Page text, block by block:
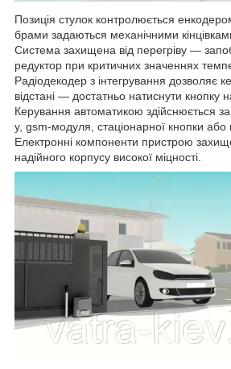
Позиція стулок контролюється
брами задаються механічними
Система захищена від перегріву —
редуктор при критичних значеннях
Радіодекодер з інтегрування дозволяє
відстані — достатньо натиснути кнопку
Керування автоматикою здійснюється
у, gsm-модуля, стаціонарної кнопки або
Електронні компоненти пристрою
надійного корпусу високої міцності.